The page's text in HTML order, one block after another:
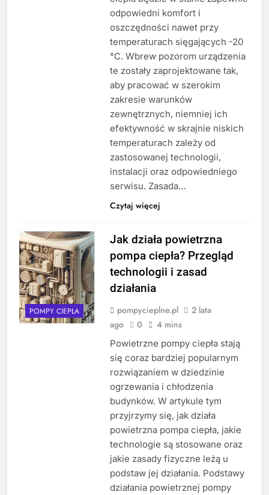
odpowiedni komfort i
oszczędności nawet przy
temperaturach sięgających -20
°C. Wbrew pozorom urządzenia
te zostały zaprojektowane tak,
aby pracować w szerokim
zakresie warunków
zewnętrznych, niemniej ich
efektywność w skrajnie niskich
temperaturach zależy od
zastosowanej technologii,
instalacji oraz odpowiedniego
serwisu. Zasada…
Czytaj więcej
POMPY CIEPŁA
Jak działa powietrzna
pompa ciepła? Przegląd
technologii i zasad
działania
pompycieplne.pl
2 lata
ago
0 4 mins
Powietrzne pompy ciepła stają
się coraz bardziej popularnym
rozwiązaniem w dziedzinie
ogrzewania i chłodzenia
budynków. W artykule tym
przyjrzymy się, jak działa
powietrzna pompa ciepła, jakie
technologie są stosowane oraz
jakie zasady fizyczne leżą u
podstaw jej działania. Podstawy
działania powietrznej pompy